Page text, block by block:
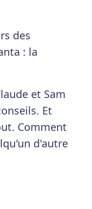
des
: la
et Sam
Et
Comment
d'autre